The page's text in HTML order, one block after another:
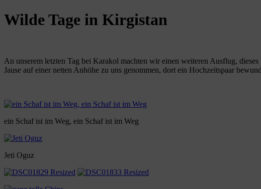
Wilde Tage in Kirgistan
An unserem letzten Tag bei Karakol machten wir einen weiteren Ausflug,
Jause auf einer netten Anhöhe zu uns genommen, dort ein Hochzeitspaar
ein Schaf ist im Weg, ein Schaf ist im Weg
Jeti Oguz